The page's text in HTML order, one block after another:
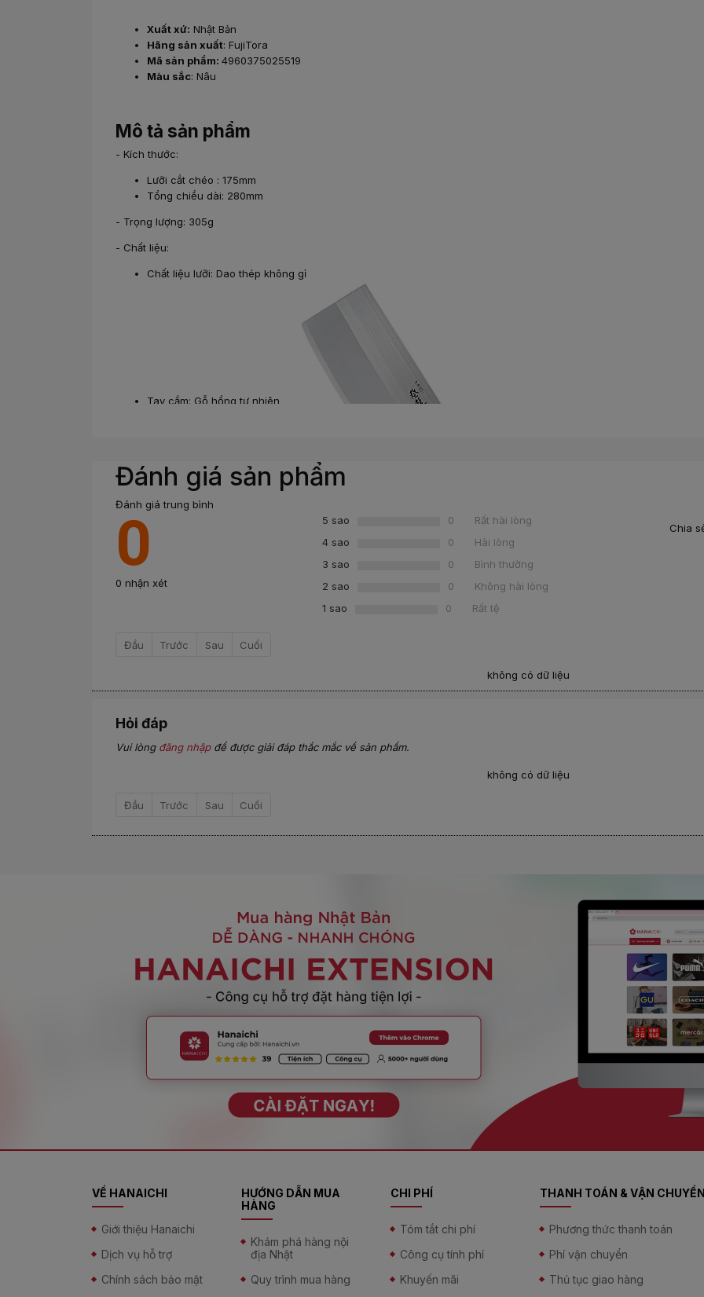
Xuất xứ: Nhật Bản
Hãng sản xuất: FujiTora
Mã sản phẩm: 4960375025519
Màu sắc: Nâu
Mô tả sản phẩm
- Kích thước:
Lưỡi cắt chéo : 175mm
Tổng chiều dài: 280mm
- Trọng lượng: 305g
- Chất liệu:
Chất liệu lưỡi: Dao thép không gỉ
Tay cầm: Gỗ hồng tự nhiên
Công dụng
Dao dùng để chặt xương, chặt gà, chặt thịt - là những đồ chế biến cần lực chặt mạnh, nhanh, gãy gọn.
Đánh giá sản phẩm
Đánh giá trung bình
0
0 nhận xét
5 sao 0
Rất hài lòng
4 sao
0
Hài lòng
3 sao
0
Bình thường
2 sao
0
Không hài lòng
1 sao
0 Rất tệ
Chia
Đầu Trước Sau Cuối
không có dữ liệu
Hỏi đáp
Vui lòng đăng nhậpđể được giải đáp thắc mắc về sản phẩm.
không có dữ liệu
Đầu Trước Sau Cuối
VỀ HANAICHI
Giới thiệu Hanaichi
Dịch vụ hỗ trợ
Chính sách bảo mật
HƯỚNG DẪN MUA
HÀNG
Khám phá hàng nội
địa Nhật
Quy trình mua hàng
CHI PHÍ
Tóm tắt chi phí
Công cụ tính phí
Khuyến mãi
THANH TOÁN & VẬN CHUYỂN
Phương thức thanh toán
Phí vận chuyển
Thủ tục giao hàng